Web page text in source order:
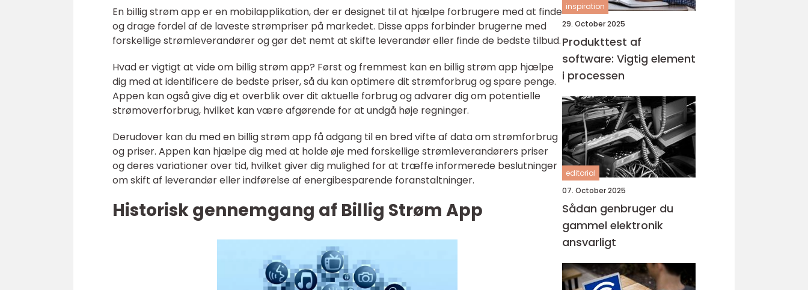
En billig strøm app er en mobilapplikation, der er designet til at hjælpe forbrugere med at finde
og drage fordel af de laveste strømpriser på markedet. Disse apps forbinder brugerne med
forskellige strømleverandører og gør det nemt at skifte leverandør eller finde de bedste tilbud.
Hvad er vigtigt at vide om billig strøm app? Først og fremmest kan en billig strøm app hjælpe
dig med at identificere de bedste priser, så du kan optimere dit strømforbrug og spare penge.
Appen kan også give dig et overblik over dit aktuelle forbrug og advarer dig om potentielle
strømoverforbrug, hvilket kan være afgørende for at undgå høje regninger.
Derudover kan du med en billig strøm app få adgang til en bred vifte af data om strømforbrug
og priser. Appen kan hjælpe dig med at holde øje med forskellige strømleverandørers priser
og deres variationer over tid, hvilket giver dig mulighed for at træffe informerede beslutninger
om skift af leverandør eller indførelse af energibesparende foranstaltninger.
Historisk gennemgang af Billig Strøm App
inspiration
29. October 2025
Produkttest af
software: Vigtig element
i processen
editorial
07. October 2025
Sådan genbruger du
gammel elektronik
ansvarligt